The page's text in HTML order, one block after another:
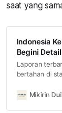
saat yang
Indonesia
Begini
Laporan
bertahan di
strateginya
Mikirin